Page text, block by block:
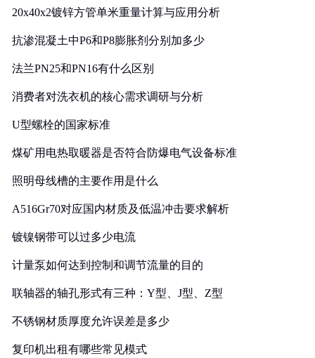
20x40x2镀锌方管单米重量计算与应用分析
抗渗混凝土中P6和P8膨胀剂分别加多少
法兰PN25和PN16有什么区别
消费者对洗衣机的核心需求调研与分析
U型螺栓的国家标准
煤矿用电热取暖器是否符合防爆电气设备标准
照明母线槽的主要作用是什么
A516Gr70对应国内材质及低温冲击要求解析
镀镍钢带可以过多少电流
计量泵如何达到控制和调节流量的目的
联轴器的轴孔形式有三种：Y型、J型、Z型
不锈钢材质厚度允许误差是多少
复印机出租有哪些常见模式